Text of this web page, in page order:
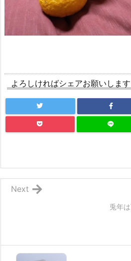
よろしければシェアお願いします
兎年
Next